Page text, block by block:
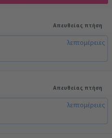
Απευθείας πτήση
λεπτομέρειες
Απευθείας πτήση
λεπτομέρειες